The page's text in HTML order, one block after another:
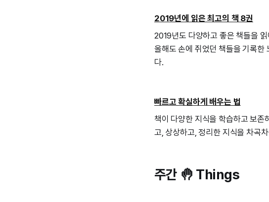
2019년에 읽은 최고의 책 8권
2019년도 다양하고 좋은 책들을
올해도 손에 쥐었던 책들을 기록한
다.
빠르고 확실하게 배우는 법
책이 다양한 지식을 학습하고 보
고, 상상하고, 정리한 지식을 차곡
주간 🤚 Things